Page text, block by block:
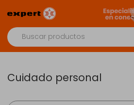
Cuidado personal